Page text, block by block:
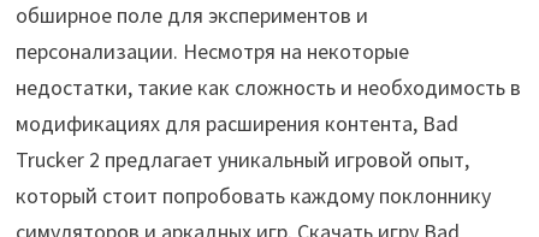
обширное поле для экспериментов и
персонализации. Несмотря на некоторые
недостатки, такие как сложность и необходимость в
модификациях для расширения контента, Bad
Trucker 2 предлагает уникальный игровой опыт,
который стоит попробовать каждому поклоннику